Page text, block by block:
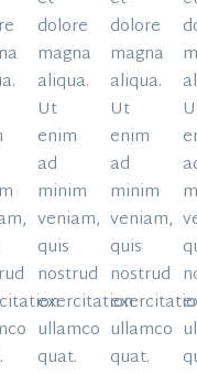
dolore
magna
aliqua.
Ut
enim
ad
minim
veniam,
quis
nostrud
exercitation
ullamco
quat.
dolore
magna
aliqua.
Ut
enim
ad
minim
veniam,
quis
nostrud
ullamco
quat.